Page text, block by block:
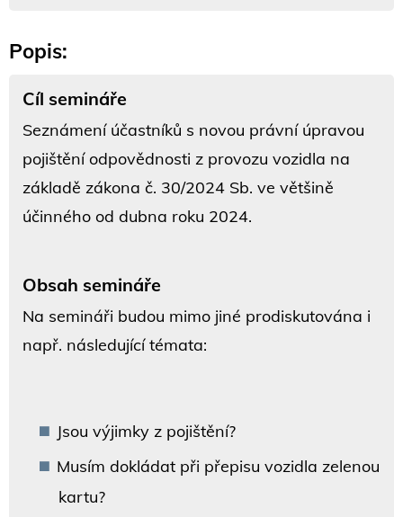
Popis:
Cíl semináře
Seznámení účastníků s novou právní úpravou
pojištění odpovědnosti z provozu vozidla na
základě zákona č. 30/2024 Sb. ve většině
účinného od dubna roku 2024.
Obsah semináře
Na semináři budou mimo jiné prodiskutována i
např. následující témata:
Jsou výjimky z pojištění?
Musím dokládat při přepisu vozidla zelenou
kartu?